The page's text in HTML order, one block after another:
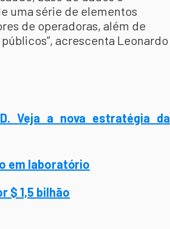
uma série de elementos
de operadoras, além de
acrescenta Leonardo
Veja a nova estratégia da
em laboratório
$ 1,5 bilhão